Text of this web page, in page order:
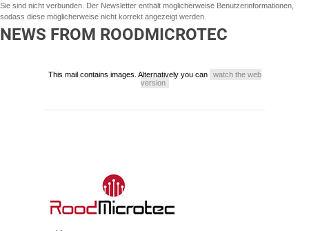
Sie sind nicht verbunden. Der Newsletter enthält möglicherweise Benutzerinformationen,
sodass diese möglicherweise nicht korrekt angezeigt werden.
NEWS FROM ROODMICROTEC